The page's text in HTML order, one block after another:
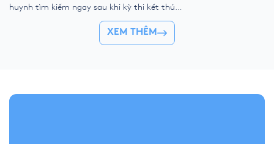
huynh tìm kiếm ngay sau khi kỳ thi kết thúc.
Để giúp thí sinh nhanh chóng đối chiếu kết
quả và đánh giá bài làm của mình, YOLA cập
nhật đề thi chính thức, đáp án tham […]
XEM THÊM